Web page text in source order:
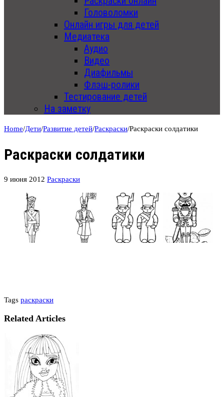
Головоломки
Онлайн игры для детей
Медиатека
Аудио
Видео
Диафильмы
Флэш-ролики
Тестирование детей
На заметку
Home/Дети/Развитие детей/Раскраски/Раскраски солдатики
Раскраски солдатики
9 июня 2012 Раскраски
Tags раскраски
Related Articles